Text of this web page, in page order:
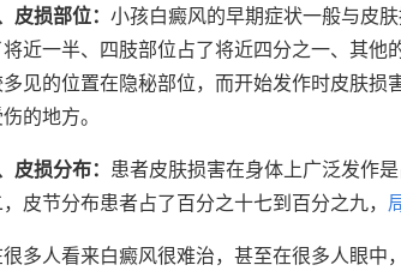
皮损部位： 小孩白癜风的早期症状一般与皮
近一半、四肢部位占了将近四分之一、其
见的位置在隐秘部位，而开始发作时皮肤
的地方。
皮损分布： 患者皮肤损害在身体上广泛发作
皮节分布患者占了百分之十七到百分之九，
多人看来白癜风很难治，甚至在很多人眼